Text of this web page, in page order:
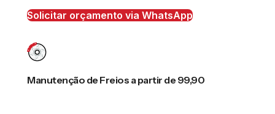
Solicitar orçamento via WhatsApp
Manutenção de Freios a partir de 99,90